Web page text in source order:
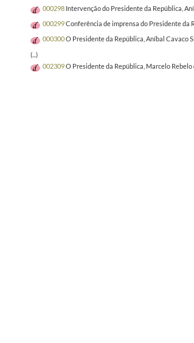
000298 Intervenção do Presidente da República,
000299Conferência de imprensa do Presidente da
000300O Presidente da República, Aníbal Cavaco
(...)
002309O Presidente da República, Marcelo Rebelo